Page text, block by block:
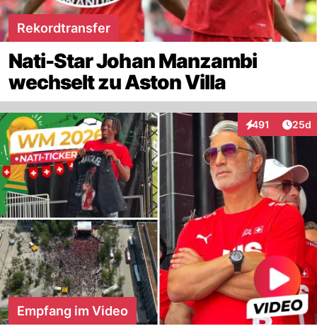
Rekordtransfer
Nati-Star Johan Manzambi
wechselt zu Aston Villa
491
Interaktionen
25d
Empfang im Video